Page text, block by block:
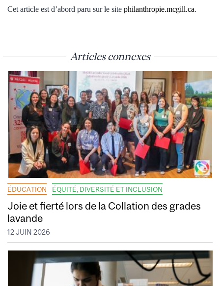
Cet article est d’abord paru sur le site philanthropie.mcgill.ca.
Articles connexes
ÉDUCATION ÉQUITÉ, DIVERSITÉ ET INCLUSION
Joie et fierté lors de la Collation des grades
lavande
12 JUIN 2026